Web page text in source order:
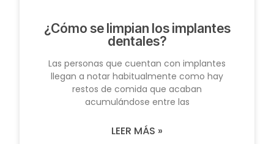
¿Cómo se limpian los implantes
dentales?
Las personas que cuentan con implantes
llegan a notar habitualmente como hay
restos de comida que acaban
acumulándose entre las
LEER MÁS »